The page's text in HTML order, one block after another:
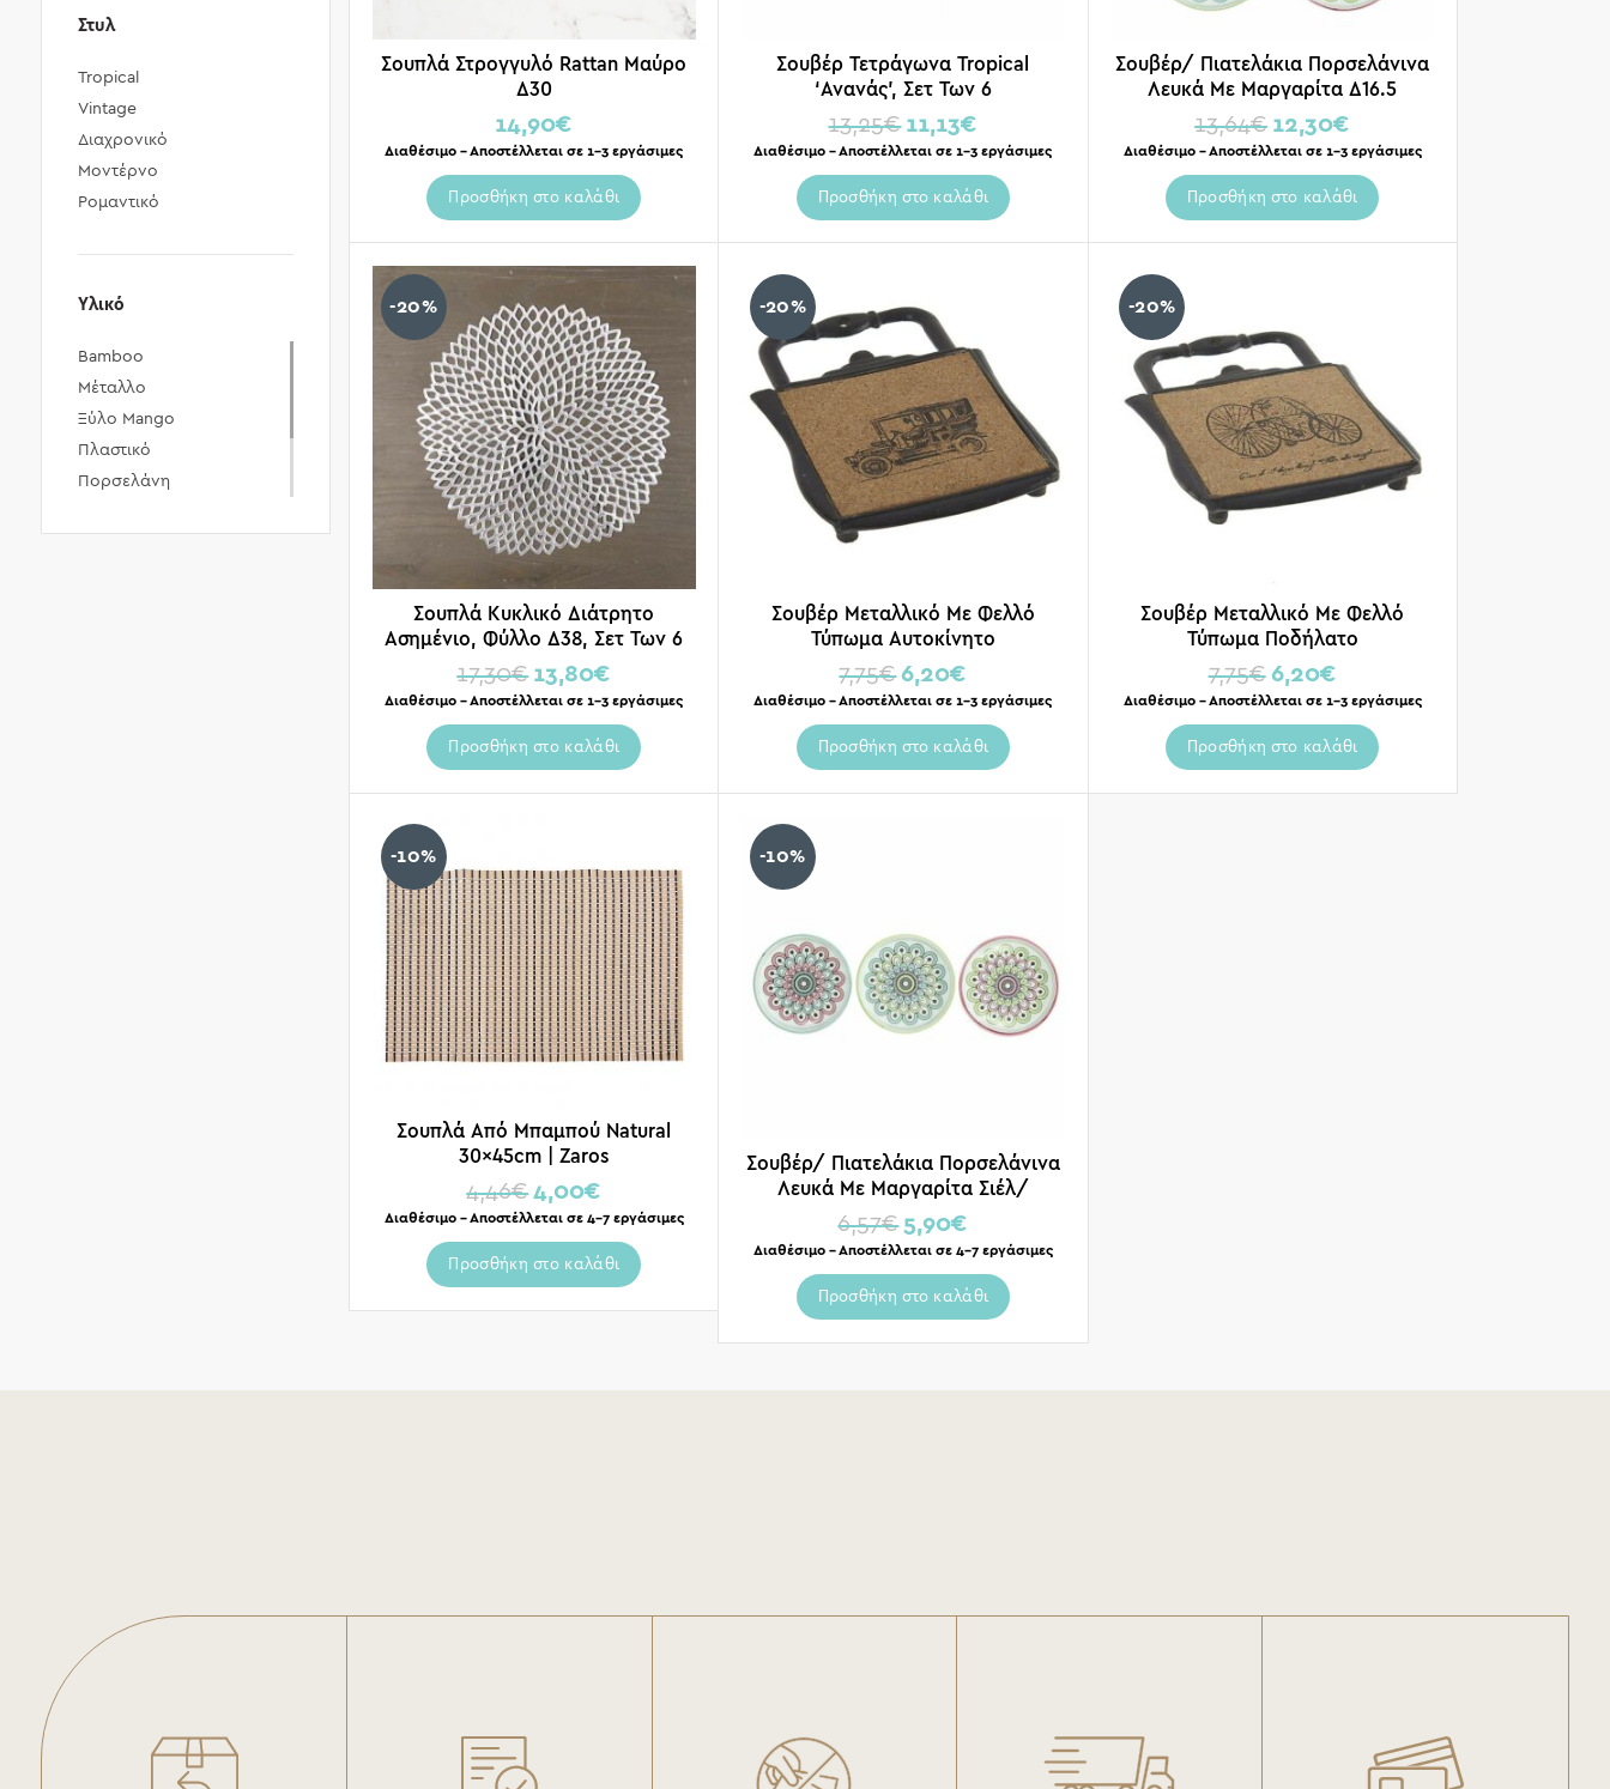
Πράσινο
Στυλ
Tropical
Vintage
Διαχρονικό
Μοντέρνο
Ρομαντικό
Υλικό
Bamboo
Μέταλλο
Ξύλο Mango
Πλαστικό
Πορσελάνη
Σουπλά Στρογγυλό Rattan Μαύρο
Δ30
14,90€
Διαθέσιμο – Αποστέλλεται σε 1-3 εργάσιμες
Προσθήκη στο καλάθι
Σουβέρ Τετράγωνα Tropical
‘Ανανάς’, Σετ Των 6
13,25€ 11,13€
Διαθέσιμο – Αποστέλλεται σε 1-3 εργάσιμες
Προσθήκη στο καλάθι
Σουβέρ/ Πιατελάκια Πορσελάνινα
Λευκά Με Μαργαρίτα Δ16.5
13,64€ 12,30€
Διαθέσιμο – Αποστέλλεται σε 1-3 εργάσιμες
Προσθήκη στο καλάθι
-20%
Σουπλά Κυκλικό Διάτρητο
Ασημένιο, Φύλλο Δ38, Σετ Των 6
17,30€ 13,80€
Διαθέσιμο – Αποστέλλεται σε 1-3 εργάσιμες
Προσθήκη στο καλάθι
-20%
Σουβέρ Μεταλλικό Με Φελλό
Τύπωμα Αυτοκίνητο
7,75€ 6,20€
Διαθέσιμο – Αποστέλλεται σε 1-3 εργάσιμες
Προσθήκη στο καλάθι
-20%
Σουβέρ Μεταλλικό Με Φελλό
Τύπωμα Ποδήλατο
7,75€ 6,20€
Διαθέσιμο – Αποστέλλεται σε 1-3 εργάσιμες
Προσθήκη στο καλάθι
-10%
Σουπλά Από Μπαμπού Natural
30x45cm | Zaros
4,46€ 4,00€
Διαθέσιμο – Αποστέλλεται σε 4-7 εργάσιμες
Προσθήκη στο καλάθι
-10%
Σουβέρ/ Πιατελάκια Πορσελάνινα
Λευκά Με Μαργαρίτα Σιέλ/
Πράσινο/ Ροζ S, Σετ Των 3
6,57€ 5,90€
Διαθέσιμο – Αποστέλλεται σε 4-7 εργάσιμες
Προσθήκη στο καλάθι